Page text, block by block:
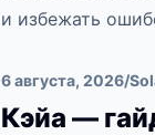
и избежать
6 августа, 2026/
Кэйа —